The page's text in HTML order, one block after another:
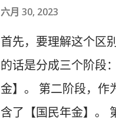
六月 30, 2023
首先，要理解这个区
的话是分成三个阶段
金】。 第二阶段，作
含了【国民年金】。